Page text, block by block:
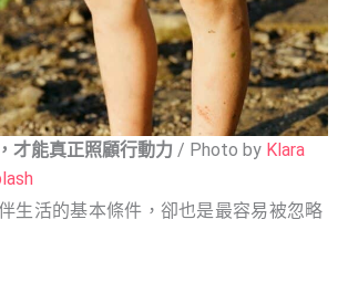
才能真正照顧行動力 / Photo by Klara
生活的基本條件，卻也是最容易被忽略